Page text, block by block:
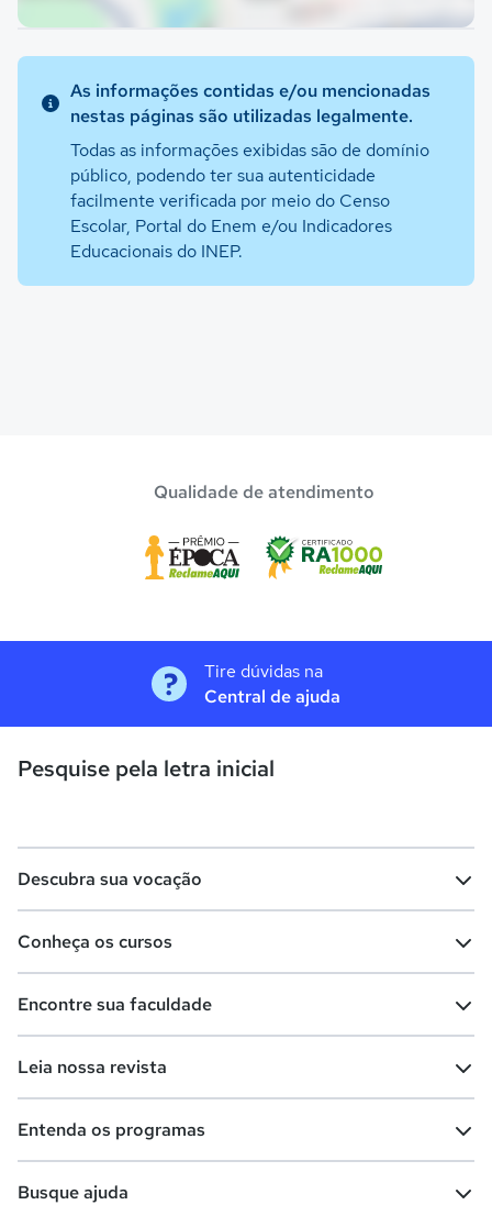
As informações contidas e/ou mencionadas
nestas páginas são utilizadas legalmente.
Todas as informações exibidas são de domínio
público, podendo ter sua autenticidade
facilmente verificada por meio do Censo
Escolar, Portal do Enem e/ou Indicadores
Educacionais do INEP.
Qualidade de atendimento
Tire dúvidas na
Central de ajuda
Pesquise pela letra inicial
Descubra sua vocação
Conheça os cursos
Cursos técnicos
Escolas
Encontre sua faculdade
Comunidade Quero
Leia nossa revista
Entenda os programas
Busque ajuda